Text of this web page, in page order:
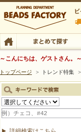
ビーズファクトリー ビーズ
TOP まとめて探す
～こんにちは、ゲストさん。～
トップページ > トレンド特集 >